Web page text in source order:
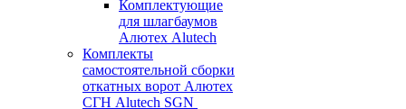
Комплектующие
для шлагбаумов
Алютех Alutech
Комплекты
самостоятельной сборки
откатных ворот Алютех
СГН Alutech SGN